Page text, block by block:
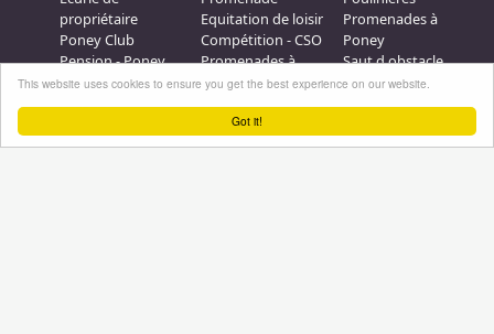
Got it!
This website uses cookies to ensure you get the best experience on our website.
propriétaire
Poney Club
Pension - Poney
Débourrage
Elevage
Equitation de loisir
Compétition - CSO
Promenades à
Cheval
Galops - Equitation
Promenades à
Poney
Saut d obstacle
Relais étape